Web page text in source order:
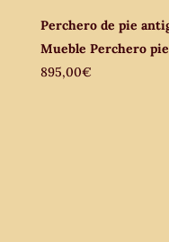
Perchero de pie
Mueble Perchero
895,00€